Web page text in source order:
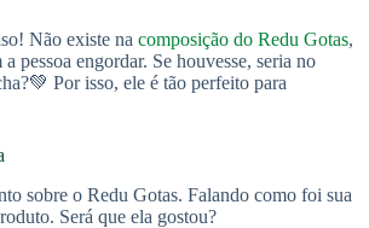
Não existe na composição do Redu Gotas,
pessoa engordar. Se houvesse, seria no
Por isso, ele é tão perfeito para
sobre o Redu Gotas. Falando como foi sua
Será que ela gostou?